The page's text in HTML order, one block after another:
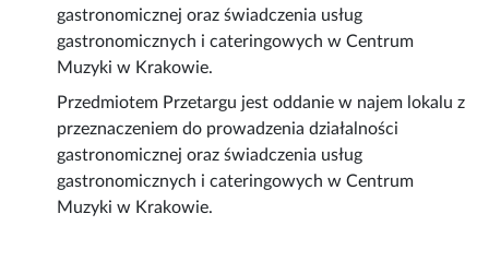
gastronomicznej oraz świadczenia usług
gastronomicznych i cateringowych w Centrum
Muzyki w Krakowie.
Przedmiotem Przetargu jest oddanie w najem lokalu z
przeznaczeniem do prowadzenia działalności
gastronomicznej oraz świadczenia usług
gastronomicznych i cateringowych w Centrum
Muzyki w Krakowie.